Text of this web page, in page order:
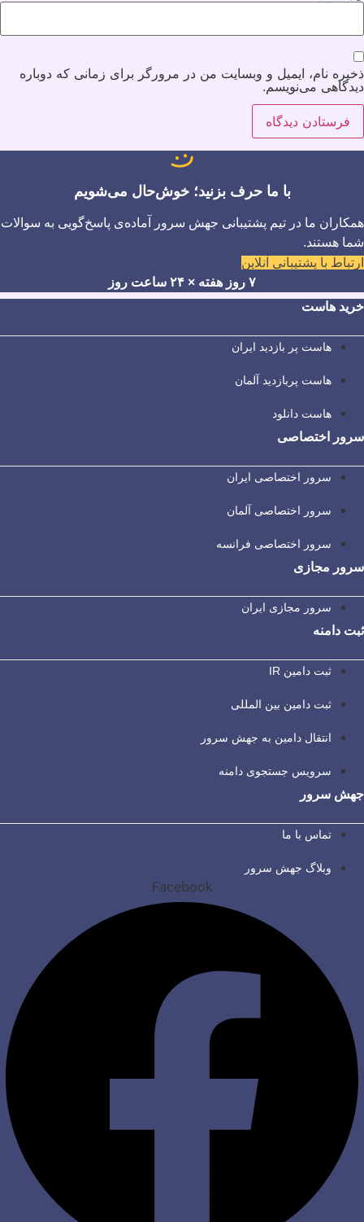
ذخیره نام، ایمیل و وبسایت من در مرورگر برای زمانی که دوباره
دیدگاهی می‌نویسم.
با ما حرف بزنید؛ خوش‌حال می‌شویم
همکاران ما در تیم پشتیبانی جهش سرور آماده‌ی پاسخ‌گویی به سوالات
شما هستند.
ارتباط با پشتیبانی آنلاین
۷ روز هفته × ۲۴ ساعت روز
خرید هاست
هاست پر بازدید ایران
هاست پربازدید آلمان
هاست دانلود
سرور اختصاصی
سرور اختصاصی ایران
سرور اختصاصی آلمان
سرور اختصاصی فرانسه
سرور مجازی
سرور مجازی ایران
ثبت دامنه
ثبت دامین IR
ثبت دامین بین المللی
انتقال دامین به جهش سرور
سرویس جستجوی دامنه
جهش سرور
تماس با ما
وبلاگ جهش سرور
Facebook